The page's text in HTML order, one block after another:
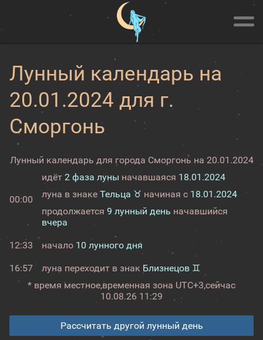
Лунный календарь на
20.01.2024 для г.
Сморгонь
Лунный календарь для города Сморгонь на 20.01.2024
00:00
идёт 2 фаза луны начавшаяся 18.01.2024
луна в знаке Тельца ♉ начиная с 18.01.2024
продолжается 9 лунный день начавшийся
вчера
12:33 начало 10 лунного дня
16:57 луна переходит в знак Близнецов ♊
* время местное,временная зона UTC+3,сейчас
10.08.26 11:29
Рассчитать другой лунный день